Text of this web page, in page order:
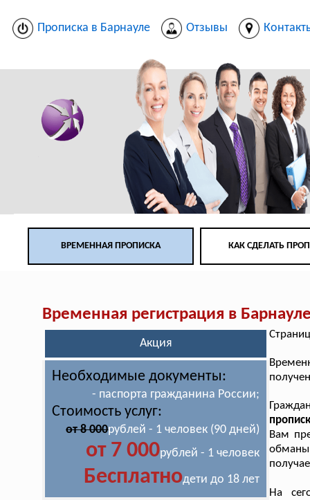
Прописка в Барнауле Отзывы
ВРЕМЕННАЯ ПРОПИСКА КАК СДЕЛАТЬ
Временная регистрация в
Акция
Необходимые документы:
- паспорта гражданина России;
Стоимость услуг:
от 8 000рублей - 1 человек (90 дней)
от 7 000рублей - 1 человек
Бесплатнодети до 18 лет
Вам
На